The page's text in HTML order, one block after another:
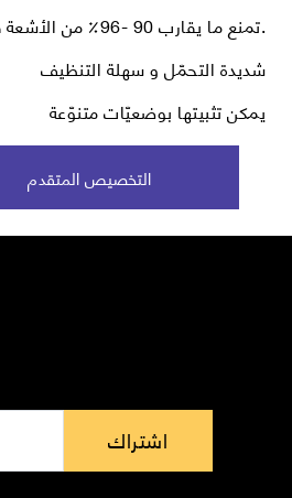
تمنع ما يقارب 90 -96٪ من الأشعة فوق البنفسجية الضارة ، ظاهرة الوهج.
شديدة التحمّل و سهلة التنظيف
يمكن تثبيتها بوضعيّات متنوّعة
التخصيص المتقدم
اشتراك